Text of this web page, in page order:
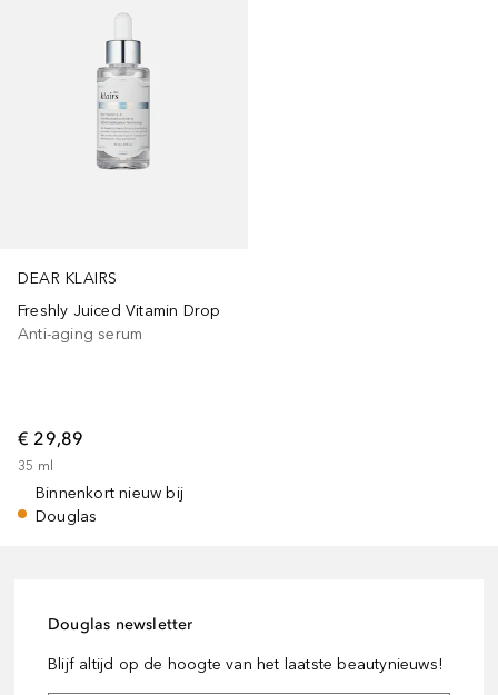
DEAR KLAIRS
Freshly Juiced Vitamin Drop
Anti-aging serum
€ 29,89
35 ml
Binnenkort nieuw bij
Douglas
Douglas newsletter
Blijf altijd op de hoogte van het laatste beautynieuws!